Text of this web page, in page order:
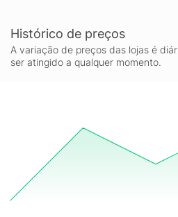
Histórico de preços
A variação de preços das lojas é
ser atingido a qualquer momento.